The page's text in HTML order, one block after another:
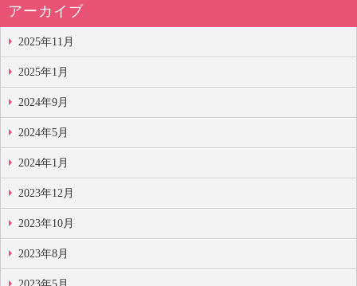
アーカイブ
2025年11月
2025年1月
2024年9月
2024年5月
2024年1月
2023年12月
2023年10月
2023年8月